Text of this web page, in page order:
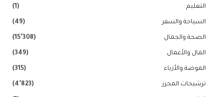
التعليم (1)
السياحة والسفر (49)
الصحة والجمال (15٬308)
المال والأعمال (349)
الموضة والأزياء (315)
ترشيحات المحرر (4٬823)